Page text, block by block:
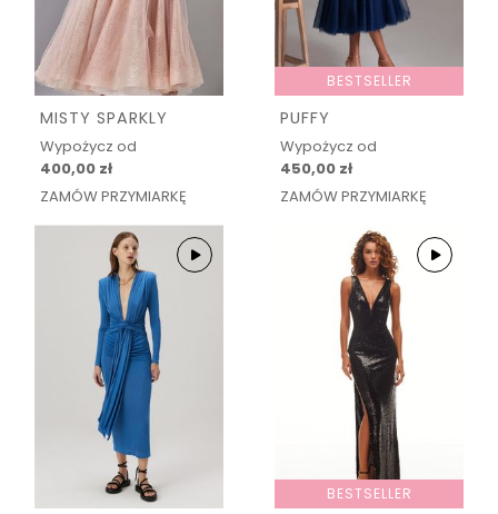
MISTY SPARKLY
Wypożycz od
400,00 zł
ZAMÓW PRZYMIARKĘ
BESTSELLER
PUFFY
Wypożycz od
450,00 zł
ZAMÓW PRZYMIARKĘ
BESTSELLER